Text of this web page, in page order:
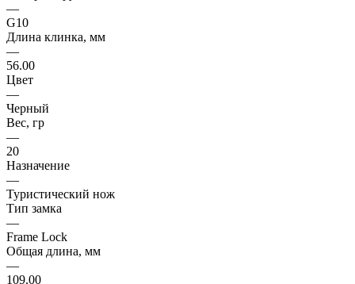
—
G10
Длина клинка, мм
—
56.00
Цвет
—
Черный
Вес, гр
—
20
Назначение
—
Туристический нож
Тип замка
—
Frame Lock
Общая длина, мм
—
109.00